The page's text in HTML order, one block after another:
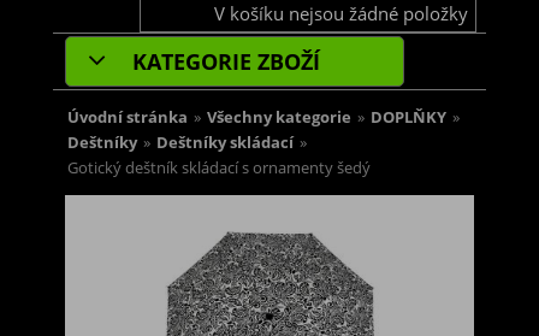
V košíku nejsou žádné položky
KATEGORIE ZBOŽÍ
Úvodní stránka » Všechny kategorie » DOPLŇKY »
Deštníky » Deštníky skládací »
Gotický deštník skládací s ornamenty šedý